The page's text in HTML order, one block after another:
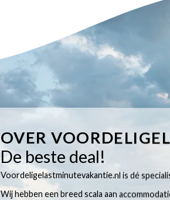
OVER
De beste deal!
Voordeligelastminutevakantie.nl is dé
Wij hebben een breed scala aan